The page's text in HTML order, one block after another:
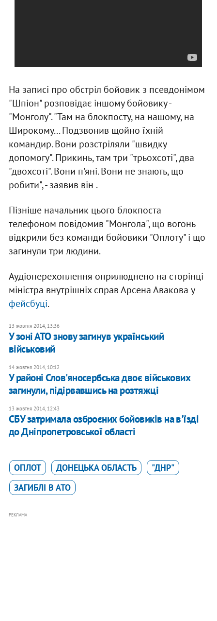
На записі про обстріл бойовик з псевдонімом
"Шпіон" розповідає іншому бойовику -
"Монголу". "Там на блокпосту, на нашому, на
Широкому... Подзвонив щойно їхній
командир. Вони розстріляли "швидку
допомогу". Прикинь, там три "трьохсоті", два
"двохсоті". Вони п'яні. Вони не знають, що
робити", - заявив він .
Пізніше начальник цього блокпоста
телефоном повідомив "Монгола", що вогонь
відкрили без команди бойовики "Оплоту" і що
загинули три людини.
Аудіоперехоплення оприлюднено на сторінці
міністра внутрішніх справ Арсена Авакова у
фейсбуці.
13 жовтня 2014, 13:36
У зоні АТО знову загинув український
військовий
14 жовтня 2014, 10:12
У районі Слов'яносербська двоє військових
загинули, підірвавшись на розтяжці
13 жовтня 2014, 12:43
СБУ затримала озброєних бойовиків на в'їзді
до Дніпропетровської області
ОПЛОТ ДОНЕЦЬКА ОБЛАСТЬ
"ДНР"
ЗАГИБЛІ В АТО
РЕКЛАМА